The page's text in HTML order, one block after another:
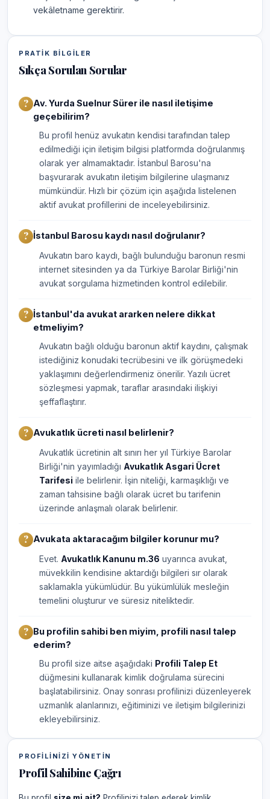
vekâletname gerektirir.
PRATIK BILGILER
Sıkça Sorulan Sorular
Av. Yurda Suelnur Sürer ile nasıl iletişime
geçebilirim?
Bu profil henüz avukatın kendisi tarafından talep
edilmediği için iletişim bilgisi platformda doğrulanmış
olarak yer almamaktadır. İstanbul Barosu'na
başvurarak avukatın iletişim bilgilerine ulaşmanız
mümkündür. Hızlı bir çözüm için aşağıda listelenen
aktif avukat profillerini de inceleyebilirsiniz.
İstanbul Barosu kaydı nasıl doğrulanır?
Avukatın baro kaydı, bağlı bulunduğu baronun resmi
internet sitesinden ya da Türkiye Barolar Birliği'nin
avukat sorgulama hizmetinden kontrol edilebilir.
İstanbul'da avukat ararken nelere dikkat
etmeliyim?
Avukatın bağlı olduğu baronun aktif kaydını, çalışmak
istediğiniz konudaki tecrübesini ve ilk görüşmedeki
yaklaşımını değerlendirmeniz önerilir. Yazılı ücret
sözleşmesi yapmak, taraflar arasındaki ilişkiyi
şeffaflaştırır.
Avukatlık ücreti nasıl belirlenir?
Avukatlık ücretinin alt sınırı her yıl Türkiye Barolar
Birliği'nin yayımladığı Avukatlık Asgari Ücret
Tarifesi ile belirlenir. İşin niteliği, karmaşıklığı ve
zaman tahsisine bağlı olarak ücret bu tarifenin
üzerinde anlaşmalı olarak belirlenir.
Avukata aktaracağım bilgiler korunur mu?
Evet. Avukatlık Kanunu m.36 uyarınca avukat,
müvekkilin kendisine aktardığı bilgileri sır olarak
saklamakla yükümlüdür. Bu yükümlülük mesleğin
temelini oluşturur ve süresiz niteliktedir.
Bu profilin sahibi ben miyim, profili nasıl talep
ederim?
Bu profil size aitse aşağıdaki Profili Talep Et
düğmesini kullanarak kimlik doğrulama sürecini
başlatabilirsiniz. Onay sonrası profilinizi düzenleyerek
uzmanlık alanlarınızı, eğitiminizi ve iletişim bilgilerinizi
ekleyebilirsiniz.
PROFILINIZI YÖNETIN
Profil Sahibine Çağrı